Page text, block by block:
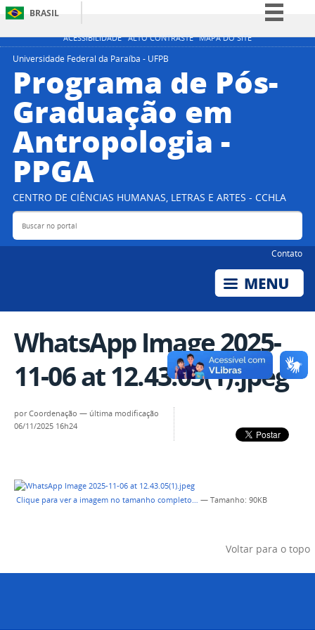
ACESSIBILIDADE ALTO CONTRASTE MAPA DO SITE
BRASIL
Simplifique!
Participe
Legislação
Canais
Universidade Federal da Paraíba - UFPB
Programa de Pós-
Graduação em
Antropologia -
PPGA
CENTRO DE CIÊNCIAS HUMANAS, LETRAS E ARTES - CCHLA
Buscar no portal
Contato
WhatsApp Image 2025-
11-06 at 12.43.05(1).jpeg
porCoordenação — última modificação
06/11/2025 16h24
Clique para ver a imagem no tamanho completo… — Tamanho: 90KB
Voltar para o topo